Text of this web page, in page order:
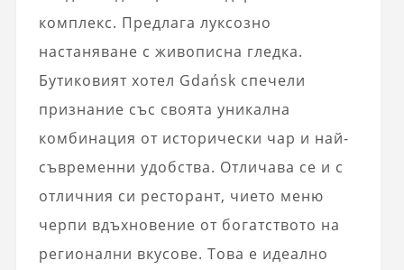
комплекс. Предлага луксозно
настаняване с живописна гледка.
Бутиковият хотел Gdańsk спечели
признание със своята уникална
комбинация от исторически чар и най-
съвременни удобства. Отличава се и с
отличния си ресторант, чието меню
черпи вдъхновение от богатството на
регионални вкусове. Това е идеално